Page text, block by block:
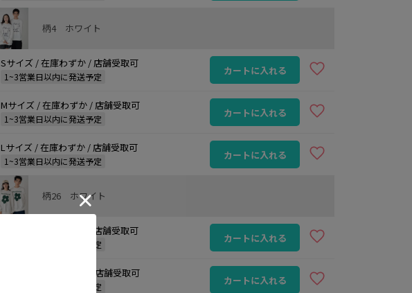
柄4 ホワイト
Sサイズ / 在庫わずか / 店舗受取可
1~3営業日以内に発送予定 カートに入れる
Mサイズ / 在庫わずか / 店舗受取可
1~3営業日以内に発送予定 カートに入れる
Lサイズ / 在庫わずか / 店舗受取可
1~3営業日以内に発送予定 カートに入れる
柄26 ホワイト
Sサイズ / 在庫わずか / 店舗受取可
1~3営業日以内に発送予定 カートに入れる
Mサイズ / 在庫わずか / 店舗受取可
1~3営業日以内に発送予定 カートに入れる